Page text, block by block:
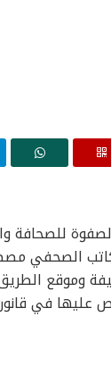
للصحافة
الصحفي
وموقع
عليها في